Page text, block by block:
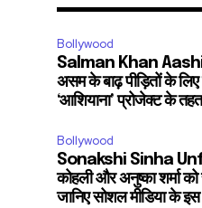
Bollywood
Salman Khan
असम के बाढ़ पीड़ितों के
‘आशियाना’ प्रोजेक्ट के
Bollywood
Sonakshi Sinha
कोहली और अनुष्का शर्मा को
जानिए सोशल मीडिया के